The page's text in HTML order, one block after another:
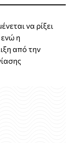
να ρίξει
η
από την